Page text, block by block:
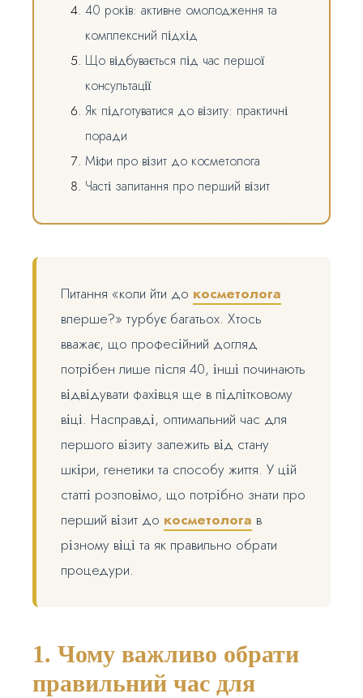
40 років: активне омолодження та
комплексний підхід
Що відбувається під час першої
консультації
Як підготуватися до візиту: практичні
поради
Міфи про візит до косметолога
Часті запитання про перший візит
Питання «коли йти до косметолога
вперше?» турбує багатьох. Хтось
вважає, що професійний догляд
потрібен лише після 40, інші починають
відвідувати фахівця ще в підлітковому
віці. Насправді, оптимальний час для
першого візиту залежить від стану
шкіри, генетики та способу життя. У цій
статті розповімо, що потрібно знати про
перший візит до косметолога в
різному віці та як правильно обрати
процедури.
1. Чому важливо обрати
правильний час для